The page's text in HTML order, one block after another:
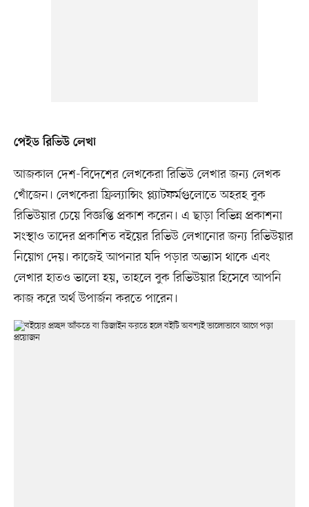
পেইড রিভিউ লেখা
আজকাল দেশ-বিদেশের লেখকেরা রিভিউ লেখার জন্য লেখক
খোঁজেন। লেখকেরা ফ্রিল্যান্সিং প্ল্যাটফর্মগুলোতে অহরহ বুক
রিভিউয়ার চেয়ে বিজ্ঞপ্তি প্রকাশ করেন। এ ছাড়া বিভিন্ন প্রকাশনা
সংস্থাও তাদের প্রকাশিত বইয়ের রিভিউ লেখানোর জন্য রিভিউয়ার
নিয়োগ দেয়। কাজেই আপনার যদি পড়ার অভ্যাস থাকে এবং
লেখার হাতও ভালো হয়, তাহলে বুক রিভিউয়ার হিসেবে আপনি
কাজ করে অর্থ উপার্জন করতে পারেন।